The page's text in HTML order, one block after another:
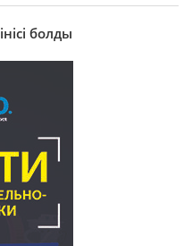
болды